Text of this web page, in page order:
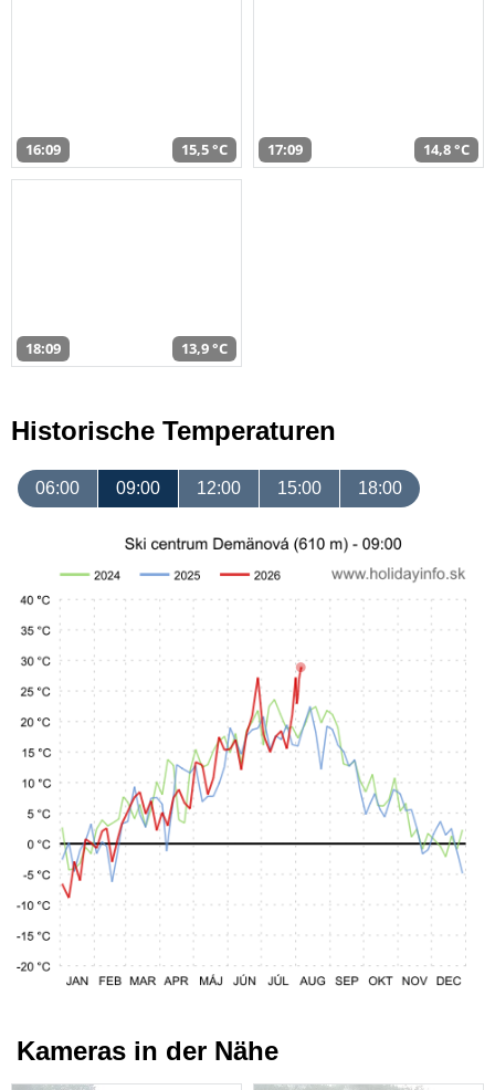
16:09 15,5 °C 17:09 14,8 °C
18:09 13,9 °C
Historische Temperaturen
06:00 09:00 12:00 15:00 18:00
Kameras in der Nähe